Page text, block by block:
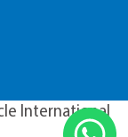
International